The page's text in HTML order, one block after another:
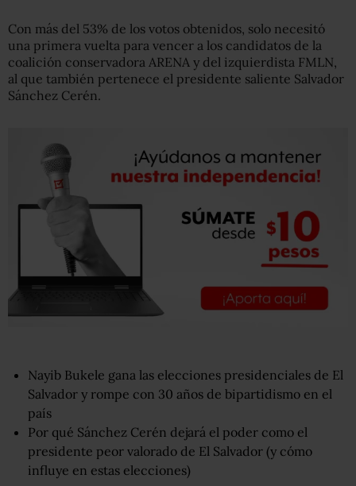
Con más del 53% de los votos obtenidos, solo necesitó
una primera vuelta para vencer a los candidatos de la
coalición conservadora ARENA y del izquierdista FMLN,
al que también pertenece el presidente saliente Salvador
Sánchez Cerén.
Nayib Bukele gana las elecciones presidenciales de El
Salvador y rompe con 30 años de bipartidismo en el
país
Por qué Sánchez Cerén dejará el poder como el
presidente peor valorado de El Salvador (y cómo
influye en estas elecciones)